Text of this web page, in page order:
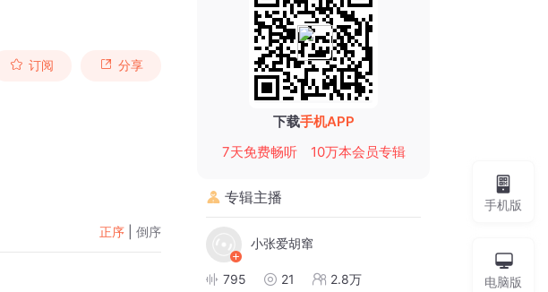
订阅 分享
正序 倒序
下载手机APP
7天免费畅听
10万本会员专辑
专辑主播
小张爱胡窜
795 21 2.8万
手机版
电脑版